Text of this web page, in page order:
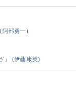
(阿部勇一)
(伊藤康英)